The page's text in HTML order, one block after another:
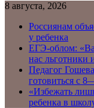
8 августа, 2026
Россиянам
у ребенка
ЕГЭ-облом:
нас льготники
Педагог
готовиться с
«Избежать
ребенка в